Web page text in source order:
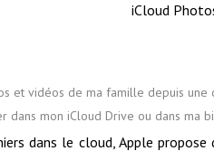
iCloud
et vidéos de ma famille depuis
dans mon iCloud Drive ou dans ma
dans le cloud, Apple